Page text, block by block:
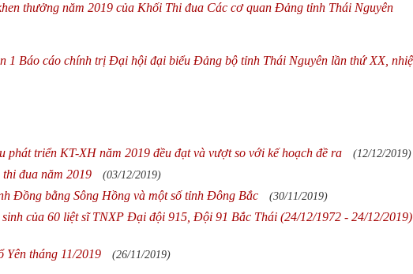
thưởng năm 2019 của Khối Thi đua Các cơ quan Đảng tỉnh Thái Nguyên
1 Báo cáo chính trị Đại hội đại biểu Đảng bộ tỉnh Thái Nguyên lần thứ XX,
phát triển KT-XH năm 2019 đều đạt và vượt so với kế hoạch đề ra (12/12/2019)
thi đua năm 2019 (03/12/2019)
Đồng bằng Sông Hồng và một số tỉnh Đông Bắc (30/11/2019)
của 60 liệt sĩ TNXP Đại đội 915, Đội 91 Bắc Thái (24/12/1972 - 24/12/2019)
tháng 11/2019 (26/11/2019)